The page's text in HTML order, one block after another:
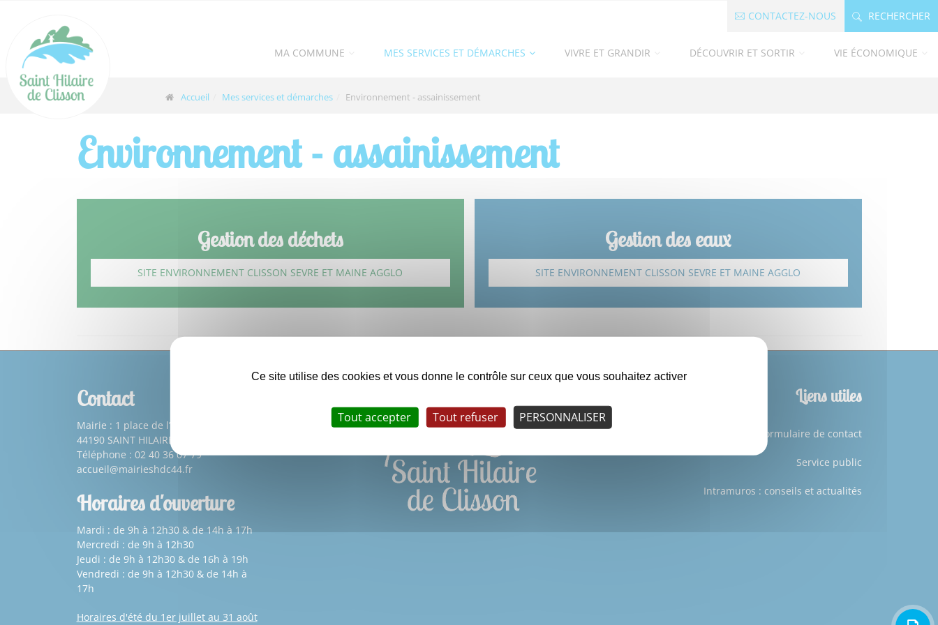
CONTACTEZ-NOUS RECHERCHER
MA COMMUNE MES SERVICES ET DÉMARCHES VIVRE ET GRANDIR DÉCOUVRIR ET SORTIR VIE ÉCONOMIQUE
Accueil Mes services et démarches Environnement - assainissement
Environnement - assainissement
Gestion des déchets
SITE ENVIRONNEMENT CLISSON SEVRE ET MAINE AGGLO
Gestion des eaux
SITE ENVIRONNEMENT CLISSON SEVRE ET MAINE AGGLO
Contact
Mairie : 1 place de l’Église
44190 SAINT HILAIRE DE CLISSON
Téléphone : 02 40 36 07 79
accueil@mairieshdc44.fr
Horaires d'ouverture
Mardi : de 9h à 12h30 & de 14h à 17h
Mercredi : de 9h à 12h30
Jeudi : de 9h à 12h30 & de 16h à 19h
Vendredi : de 9h à 12h30 & de 14h à
17h
Horaires d'été du 1er juillet au 31 août
Liens utiles
Formulaire de contact
Service public
Intramuros : conseils et actualités
Ce site utilise des cookies et vous donne le contrôle sur ceux que vous souhaitez activer
Tout accepter Tout refuser PERSONNALISER